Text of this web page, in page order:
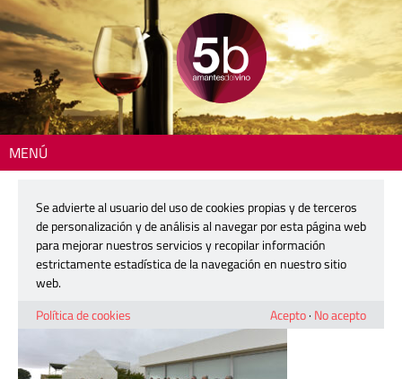
MENÚ
251022-fedenot_FMM3904
22 octubre, 2025
Se advierte al usuario del uso de cookies propias y de terceros
de personalización y de análisis al navegar por esta página web
para mejorar nuestros servicios y recopilar información
estrictamente estadística de la navegación en nuestro sitio
web.
Política de cookies
Acepto· No acepto